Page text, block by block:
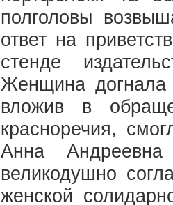
полголовы
ответ на
стенде
Женщина
вложив в
красноречия,
Анна
великодушно
женской